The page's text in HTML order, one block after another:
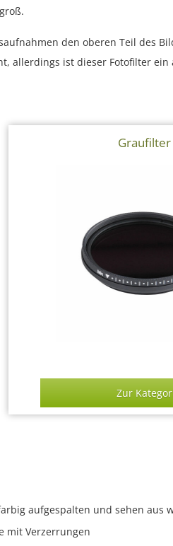
den oberen Teil des
allerdings ist dieser Fotofilter
Graufilter
Zur
aufgespalten und sehen aus
mit Verzerrungen